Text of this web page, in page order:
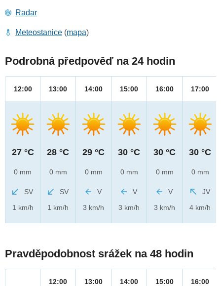
Radar
Meteostanice (mapa)
Podrobná předpověď na 24 hodin
12:00
27 °C
0 mm
SV
1 km/h
13:00
28 °C
0 mm
SV
1 km/h
14:00
29 °C
0 mm
V
3 km/h
15:00
30 °C
0 mm
V
3 km/h
16:00
30 °C
0 mm
V
3 km/h
17:00
30 °C
0 mm
JV
4 km/h
Pravděpodobnost srážek na 48 hodin
12:00
13:00
14:00
15:00
16:00